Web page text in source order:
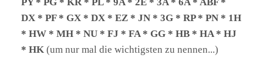
DX * PF * GX * DX * EZ * JN * 3G * RP * PN * 1H
* HW * MH * NU * FJ * FA * GG * HB * HA * HJ
* HK (um nur mal die wichtigsten zu nennen...)